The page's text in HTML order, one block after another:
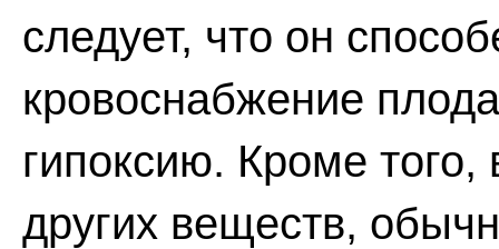
следует, что он
кровоснабжение
гипоксию. Кроме
других веществ,